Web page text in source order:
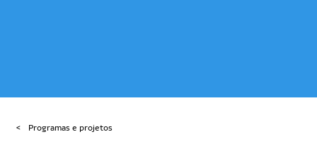
Programas e projetos